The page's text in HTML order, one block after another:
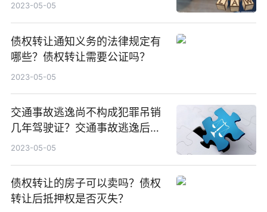
2023-05-05
债权转让通知义务的法律规定有
哪些？债权转让需要公证吗？
2023-05-05
交通事故逃逸尚不构成犯罪吊销
几年驾驶证？交通事故逃逸后不
构成犯罪的情形有哪些？
2023-05-05
债权转让的房子可以卖吗？债权
转让后抵押权是否灭失？